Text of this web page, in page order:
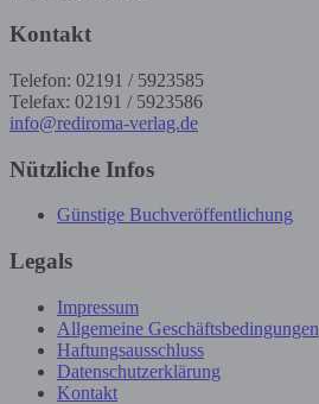
Kontakt
Telefon: 02191 / 5923585
Telefax: 02191 / 5923586
info@rediroma-verlag.de
Nützliche Infos
Günstige Buchveröffentlichung
Legals
Impressum
Allgemeine Geschäftsbedingungen
Haftungsausschluss
Datenschutzerklärung
Kontakt